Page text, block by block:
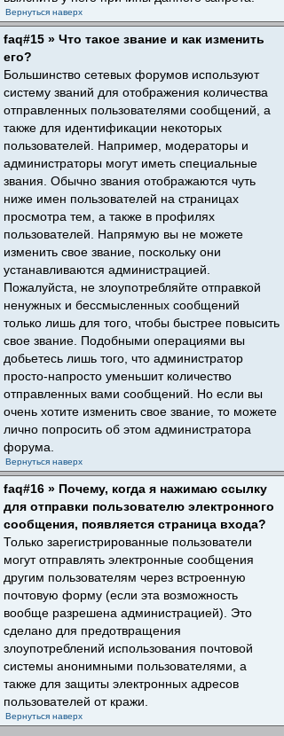
Вернуться наверх
faq#15 » Что такое звание и как изменить
его?
Большинство сетевых форумов используют
систему званий для отображения количества
отправленных пользователями сообщений, а
также для идентификации некоторых
пользователей. Например, модераторы и
администраторы могут иметь специальные
звания. Обычно звания отображаются чуть
ниже имен пользователей на страницах
просмотра тем, а также в профилях
пользователей. Напрямую вы не можете
изменить свое звание, поскольку они
устанавливаются администрацией.
Пожалуйста, не злоупотребляйте отправкой
ненужных и бессмысленных сообщений
только лишь для того, чтобы быстрее повысить
свое звание. Подобными операциями вы
добьетесь лишь того, что администратор
просто-напросто уменьшит количество
отправленных вами сообщений. Но если вы
очень хотите изменить свое звание, то можете
лично попросить об этом администратора
форума.
Вернуться наверх
faq#16 » Почему, когда я нажимаю ссылку
для отправки пользователю электронного
сообщения, появляется страница входа?
Только зарегистрированные пользователи
могут отправлять электронные сообщения
другим пользователям через встроенную
почтовую форму (если эта возможность
вообще разрешена администрацией). Это
сделано для предотвращения
злоупотреблений использования почтовой
системы анонимными пользователями, а
также для защиты электронных адресов
пользователей от кражи.
Вернуться наверх